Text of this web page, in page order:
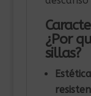
¿Por
sillas?